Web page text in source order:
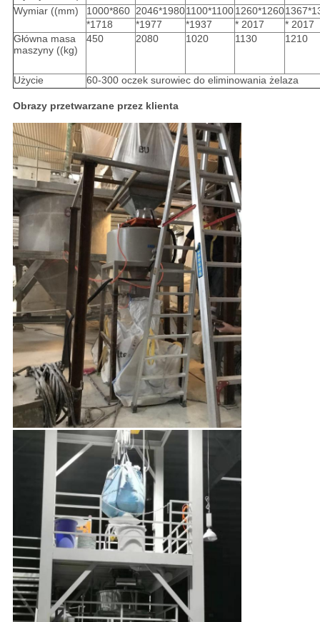
Wymiar ((mm)
1000*860 2046*19801100*11001260*1260
*1718
*1977 *1937 * 2017
* 2017
Główna masa
maszyny ((kg)
450 2080 1020 1130 1210
Użycie 60-300 oczek surowiec do eliminowania żelaza
Obrazy przetwarzane przez klienta